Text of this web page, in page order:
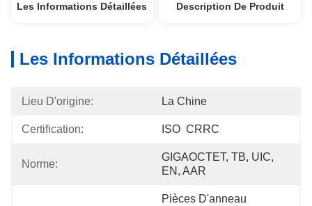
Les Informations Détaillées Description De Produit
Les Informations Détaillées
Lieu D'origine: La Chine
Certification: ISO  CRRC
Norme:
GIGAOCTET, TB, UIC,
EN, AAR
Pièces D'anneau